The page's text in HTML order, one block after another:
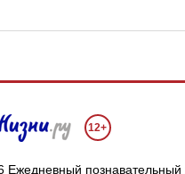
12+
Ежедневный познавательный